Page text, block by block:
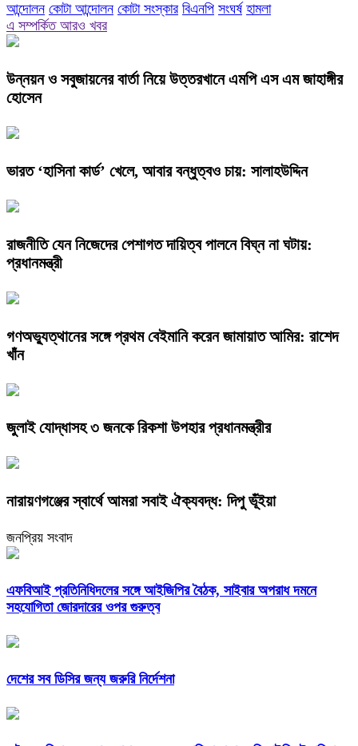
আন্দোলন কোটা আন্দোলন কোটা সংস্কার বিএনপি সংঘর্ষ হামলা
এ সম্পর্কিত আরও খবর
উন্নয়ন ও সবুজায়নের বার্তা নিয়ে উত্তরখানে এমপি এস এম জাহাঙ্গীর
হোসেন
ভারত ‘হাসিনা কার্ড’ খেলে, আবার বন্ধুত্বও চায়: সালাহউদ্দিন
রাজনীতি যেন নিজেদের পেশাগত দায়িত্ব পালনে বিঘ্ন না ঘটায়:
প্রধানমন্ত্রী
গণঅভ্যুত্থানের সঙ্গে প্রথম বেইমানি করেন জামায়াত আমির: রাশেদ
খাঁন
জুলাই যোদ্ধাসহ ৩ জনকে রিকশা উপহার প্রধানমন্ত্রীর
নারায়ণগঞ্জের স্বার্থে আমরা সবাই ঐক্যবদ্ধ: দিপু ভূঁইয়া
জনপ্রিয় সংবাদ
এফবিআই প্রতিনিধিদলের সঙ্গে আইজিপির বৈঠক, সাইবার অপরাধ দমনে
সহযোগিতা জোরদারের ওপর গুরুত্ব
দেশের সব ডিসির জন্য জরুরি নির্দেশনা